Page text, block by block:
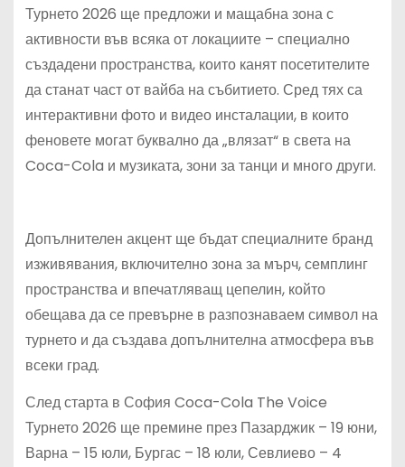
Турнето 2026 ще предложи и мащабна зона с
активности във всяка от локациите – специално
създадени пространства, които канят посетителите
да станат част от вайба на събитието. Сред тях са
интерактивни фото и видео инсталации, в които
феновете могат буквално да „влязат“ в света на
Coca-Cola и музиката, зони за танци и много други.
Допълнителен акцент ще бъдат специалните бранд
изживявания, включително зона за мърч, семплинг
пространства и впечатляващ цепелин, който
обещава да се превърне в разпознаваем символ на
турнето и да създава допълнителна атмосфера във
всеки град.
След старта в София Coca-Cola The Voice
Турнето 2026 ще премине през Пазарджик – 19 юни,
Варна – 15 юли, Бургас – 18 юли, Севлиево – 4